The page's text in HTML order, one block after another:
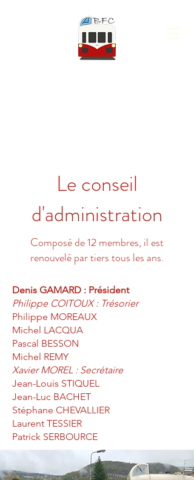
Le conseil
d'administration
Composé de 12 membres, il est
renouvelé par tiers tous les ans.
Denis GAMARD : Président
Philippe COITOUX : Trésorier
Philippe MOREAUX
Michel LACQUA
Pascal BESSON
Michel REMY
Xavier MOREL : Secrétaire
Jean-Louis STIQUEL
Jean-Luc BACHET
Stéphane CHEVALLIER
Laurent TESSIER
Patrick SERBOURCE